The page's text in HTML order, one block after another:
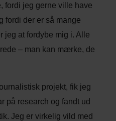
fordi jeg gerne ville have
fordi der er så mange
jeg at fordybe mig i. Alle
– man kan mærke, de
projekt, fik jeg
på research og fandt ud
Jeg er virkelig vild med